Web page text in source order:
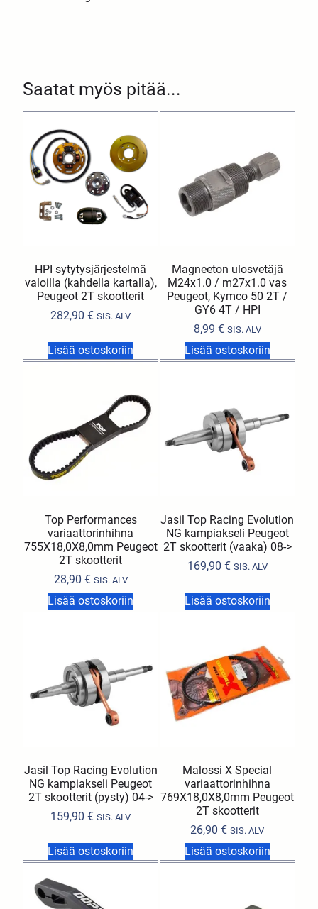
Saatat myös pitää...
HPI sytytysjärjestelmä
valoilla (kahdella kartalla),
Peugeot 2T skootterit
282,90€ SIS. ALV
Lisää ostoskoriin
Magneeton ulosvetäjä
M24x1.0 / m27x1.0 vas
Peugeot, Kymco 50 2T /
GY6 4T / HPI
8,99 € SIS. ALV
Lisää ostoskoriin
Top Performances
variaattorinhihna
755X18,0X8,0mm Peugeot
2T skootterit
28,90 € SIS. ALV
Lisää ostoskoriin
Jasil Top Racing Evolution
NG kampiakseli Peugeot
2T skootterit (vaaka) 08->
169,90 € SIS. ALV
Lisää ostoskoriin
Jasil Top Racing Evolution
NG kampiakseli Peugeot
2T skootterit (pysty) 04->
159,90€ SIS. ALV
Lisää ostoskoriin
Malossi X Special
variaattorinhihna
769X18,0X8,0mm Peugeot
2T skootterit
26,90€ SIS. ALV
Lisää ostoskoriin